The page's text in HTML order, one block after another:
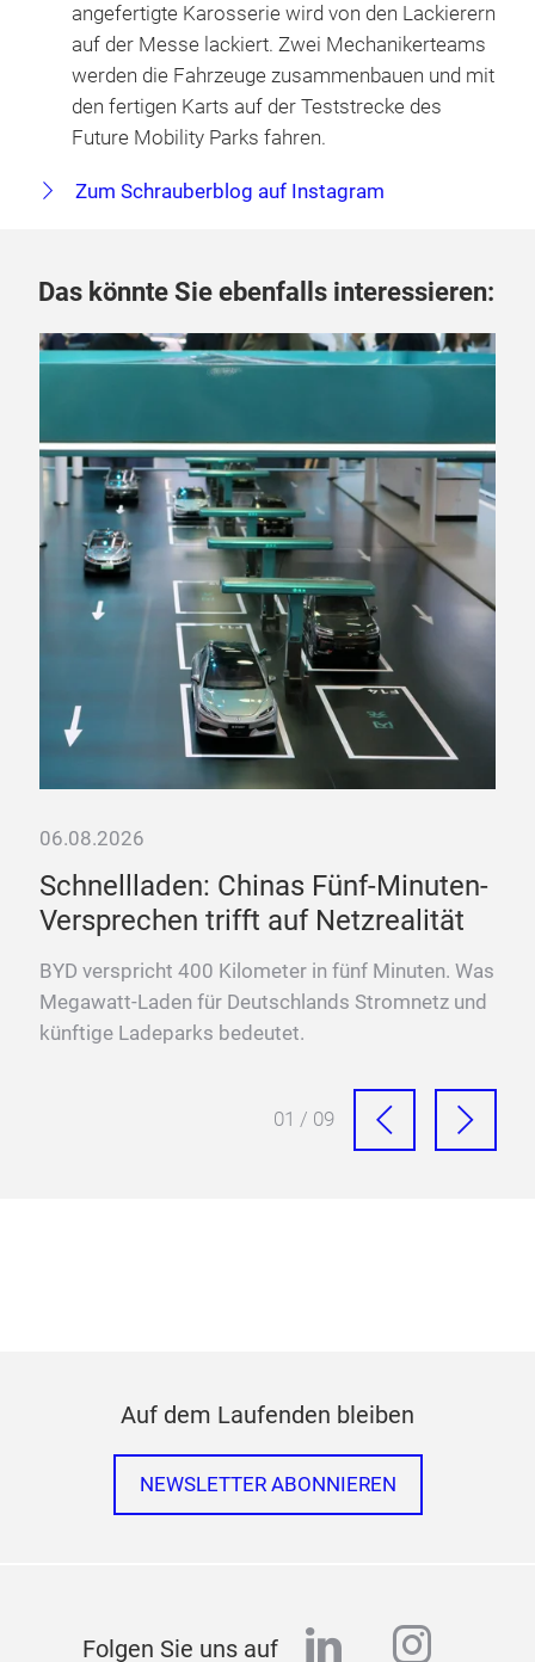
angefertigte Karosserie wird von den Lackierern
auf der Messe lackiert. Zwei Mechanikerteams
werden die Fahrzeuge zusammenbauen und mit
den fertigen Karts auf der Teststrecke des
Future Mobility Parks fahren.
Zum Schrauberblog auf Instagram
Das könnte Sie ebenfalls interessieren:
06.08.2026
Schnellladen: Chinas Fünf-Minuten-
Versprechen trifft auf Netzrealität
BYD verspricht 400 Kilometer in fünf Minuten. Was
Megawatt-Laden für Deutschlands Stromnetz und
künftige Ladeparks bedeutet.
01 / 09
Auf dem Laufenden bleiben
NEWSLETTER ABONNIEREN
Folgen Sie uns auf linkedin